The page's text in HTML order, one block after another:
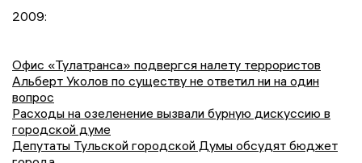
2009:
Офис «Тулатранса» подвергся налету террористов
Альберт Уколов по существу не ответил ни на один
вопрос
Расходы на озеленение вызвали бурную дискуссию в
городской думе
Депутаты Тульской городской Думы обсудят бюджет